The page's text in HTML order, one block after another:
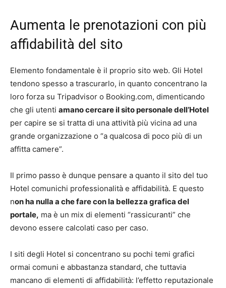
Aumenta le prenotazioni con più
affidabilità del sito
Elemento fondamentale è il proprio sito web. Gli Hotel
tendono spesso a trascurarlo, in quanto concentrano la
loro forza su Tripadvisor o Booking.com, dimenticando
che gli utenti amano cercare il sito personale dell’Hotel
per capire se si tratta di una attività più vicina ad una
grande organizzazione o “a qualcosa di poco più di un
affitta camere”.
Il primo passo è dunque pensare a quanto il sito del tuo
Hotel comunichi professionalità e affidabilità. E questo
non ha nulla a che fare con la bellezza grafica del
portale, ma è un mix di elementi “rassicuranti” che
devono essere calcolati caso per caso.
I siti degli Hotel si concentrano su pochi temi grafici
ormai comuni e abbastanza standard, che tuttavia
mancano di elementi di affidabilità: l’effetto reputazionale